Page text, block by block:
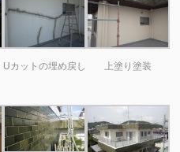
Uカットの埋め戻し 上塗り塗装